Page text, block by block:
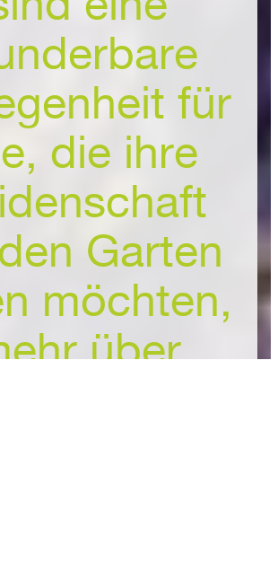
für
die ihre
Garten
möchten,
über